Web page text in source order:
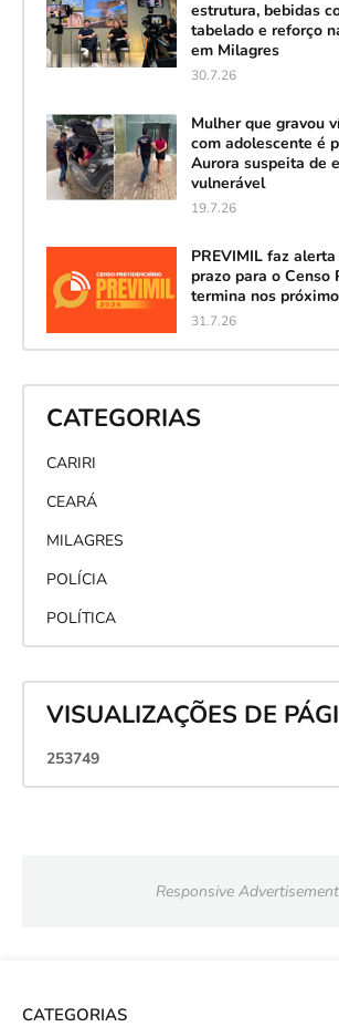
estrutura, bebidas
tabelado e reforço
em Milagres
30.7.26
Mulher que gravou
com adolescente é
Aurora suspeita de
vulnerável
19.7.26
PREVIMIL faz
prazo para o Censo
termina nos
31.7.26
CATEGORIAS
CARIRI
CEARÁ
MILAGRES
POLÍCIA
POLÍTICA
VISUALIZAÇÕES DE
253749
Responsive Advertisement
CATEGORIAS